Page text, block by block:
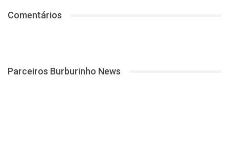
Comentários
Parceiros Burburinho News